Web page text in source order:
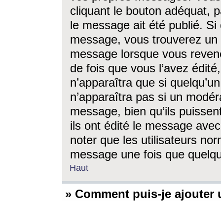
cliquant le bouton adéquat,
le message ait été publié. Si
message, vous trouverez
message lorsque vous
de fois que vous l’avez
n’apparaîtra que si
n’apparaîtra pas si un
message, bien qu’ils
ils ont édité le message
noter que les utilisateurs
message une fois que
Haut
» Comment puis-je ajouter